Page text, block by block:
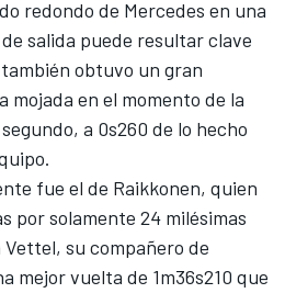
redondo de Mercedes en una
salida puede resultar clave
obtuvo un gran
mojada en el momento de la
a 0s260 de lo hecho
fue el de Raikkonen, quien
por solamente 24 milésimas
su compañero de
mejor vuelta de 1m36s210 que